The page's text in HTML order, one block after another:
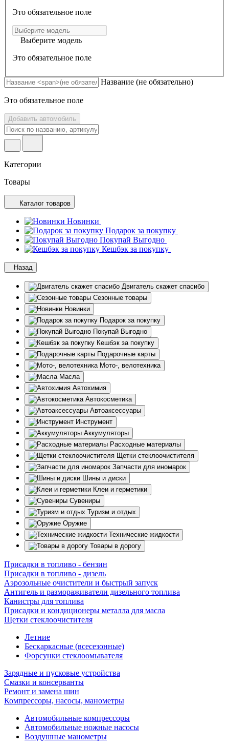
Это обязательное поле
Выберите модель
Это обязательное поле
Название (не обязательно)
Это обязательное поле
Добавить автомобиль
Категории
Товары
Каталог товаров
Новинки
Подарок за покупку
Покупай Выгодно
Кешбэк за покупку
Назад
Двигатель скажет спасибо
Сезонные товары
Новинки
Подарок за покупку
Покупай Выгодно
Кешбэк за покупку
Подарочные карты
Мото-, велотехника
Масла
Автохимия
Автокосметика
Автоаксессуары
Инструмент
Аккумуляторы
Расходные материалы
Щетки стеклоочистителя
Запчасти для иномарок
Шины и диски
Клеи и герметики
Сувениры
Туризм и отдых
Оружие
Технические жидкости
Товары в дорогу
Присадки в топливо - бензин
Присадки в топливо - дизель
Аэрозольные очистители и быстрый запуск
Антигель и размораживатели дизельного топлива
Канистры для топлива
Присадки и кондиционеры металла для масла
Щетки стеклоочистителя
Летние
Бескаркасные (всесезонные)
Форсунки стеклоомывателя
Зарядные и пусковые устройства
Смазки и консерванты
Ремонт и замена шин
Компрессоры, насосы, манометры
Автомобильные компрессоры
Автомобильные ножные насосы
Воздушные манометры